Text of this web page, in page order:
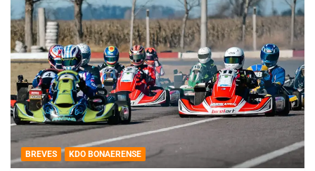
BREVES KDO BONAERENSE